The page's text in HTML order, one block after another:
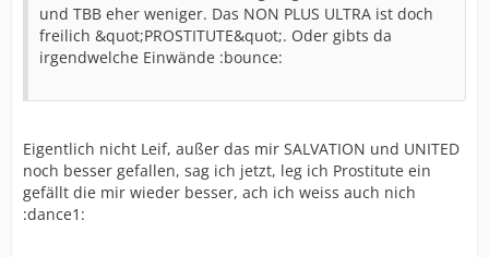
und TBB eher weniger. Das NON PLUS ULTRA ist doch
freilich &quot;PROSTITUTE&quot;. Oder gibts da
irgendwelche Einwände :bounce:
Eigentlich nicht Leif, außer das mir SALVATION und UNITED
noch besser gefallen, sag ich jetzt, leg ich Prostitute ein
gefällt die mir wieder besser, ach ich weiss auch nich
:dance1: